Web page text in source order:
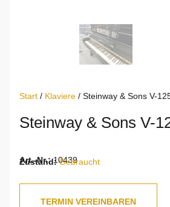
Start / Klaviere / Steinway & Sons V-
Steinway & Sons V-
Art.-Nr.:10439
Zustand:Gebraucht
TERMIN VEREINBAREN